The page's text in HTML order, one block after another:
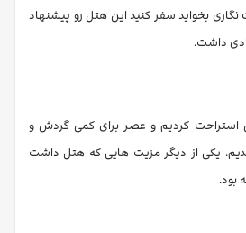
بخواید سفر کنید این هتل رو پیشنهاد
داشت.
استراحت کردیم و عصر برای کمی گردش و
یکی از دیگر مزیت هایی که هتل داشت
بود.